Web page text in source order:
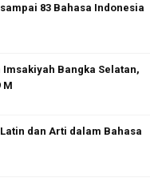
83 Bahasa Indonesia
Bangka Selatan,
M
dan Arti dalam Bahasa